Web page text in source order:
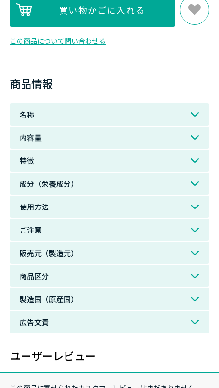
この商品について問い合わせる
商品情報
名称
内容量
特徴
成分（栄養成分）
使用方法
ご注意
販売元（製造元）
商品区分
製造国（原産国）
広告文責
ユーザーレビュー